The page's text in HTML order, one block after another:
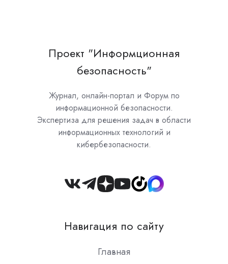
Проект "Информционная
безопасность"
Журнал, онлайн-портал и Форум по
информационной безопасности.
Экспертиза для решения задач в области
информационных технологий и
кибербезопасности.
Join
Slack
Навигация по сайту
Главная